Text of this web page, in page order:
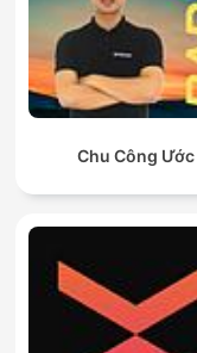
Chu Công Ước